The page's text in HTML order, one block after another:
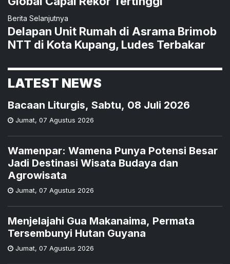
Berita Selanjutnya
Delapan Unit Rumah di Asrama Brimob
NTT di Kota Kupang, Ludes Terbakar
LATEST NEWS
Bacaan Liturgis, Sabtu, 08 Juli 2026
Jumat, 07 Agustus 2026
Wamenpar: Wamena Punya Potensi Besar
Jadi Destinasi Wisata Budaya dan
Agrowisata
Jumat, 07 Agustus 2026
Menjelajahi Gua Makanaima, Permata
Tersembunyi Hutan Guyana
Jumat, 07 Agustus 2026